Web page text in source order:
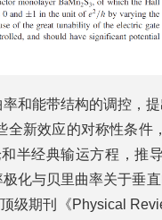
和能带结构的调控，
新效应的对称性条件
半经典输运方程，推
与贝里曲率关于垂
级期刊《Physical